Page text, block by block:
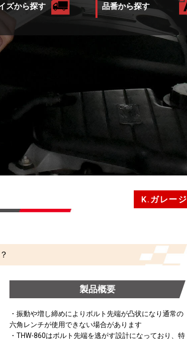
ズから探す 品番から探す
K.ガレージ
製品概要
・振動や増し締めによりボルト先端が凸状になり通常の
六角レンチが使用できない場合があります
・THW-860はボルト先端を逃がす設計になっており、特